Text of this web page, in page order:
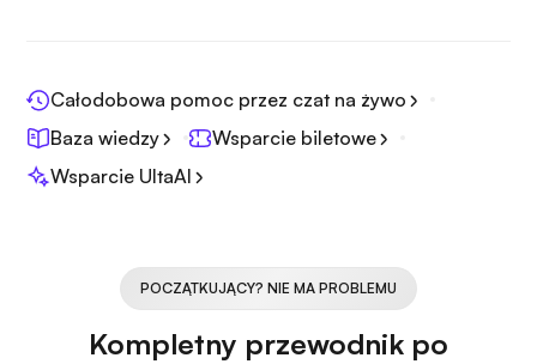
Całodobowa pomoc przez czat na żywo
Baza wiedzy
Wsparcie biletowe
Wsparcie UltaAI
POCZĄTKUJĄCY? NIE MA PROBLEMU
Kompletny przewodnik po